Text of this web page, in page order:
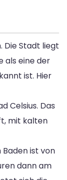
Die Stadt liegt
als eine der
ist. Hier
Celsius. Das
mit kalten
Baden ist von
dann am